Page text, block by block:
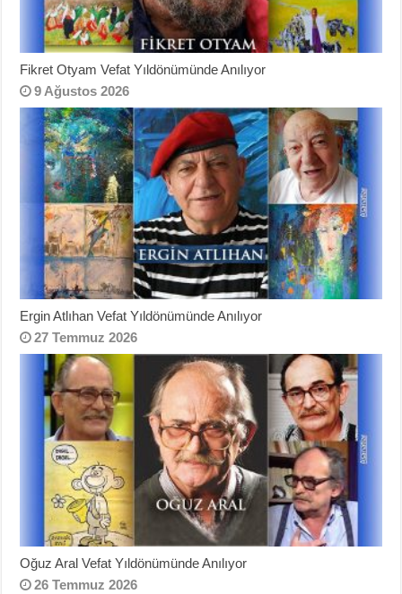
Fikret Otyam Vefat Yıldönümünde Anılıyor
9 Ağustos 2026
Ergin Atlıhan Vefat Yıldönümünde Anılıyor
27 Temmuz 2026
Oğuz Aral Vefat Yıldönümünde Anılıyor
26 Temmuz 2026